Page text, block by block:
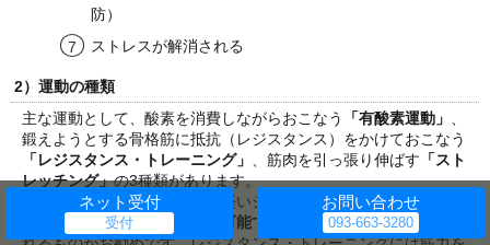
防）
ストレスが解消される
2）運動の種類
主な運動として、酸素を消費しながらおこなう
「有酸素運動」
鍛えようとする骨格筋に抵抗（レジスタンス）をかけておこなう
「レジスタンス・トレーニング」
、筋肉を引っ張り伸ばす 「スト
レッチング」の3種類があります。
有酸素運動はウォーキングや軽いジョギング、サイクリングなど
脂肪を燃焼させることが可能です。
一人でできて長く続けら
ネット受付 お問い合わせ